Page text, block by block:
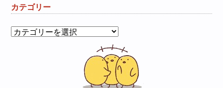
カテゴリー
カ